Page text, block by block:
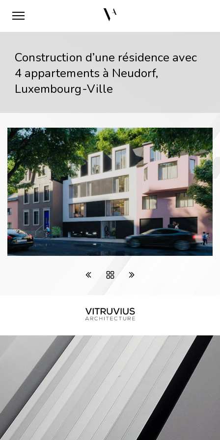
Construction d’une résidence avec
4 appartements à Neudorf,
Luxembourg-Ville